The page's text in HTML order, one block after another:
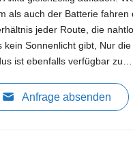
als auch der Batterie
jeder Route, die
Sonnenlicht gibt, Nur
ist ebenfalls verfügbar zu…
Anfrage absenden